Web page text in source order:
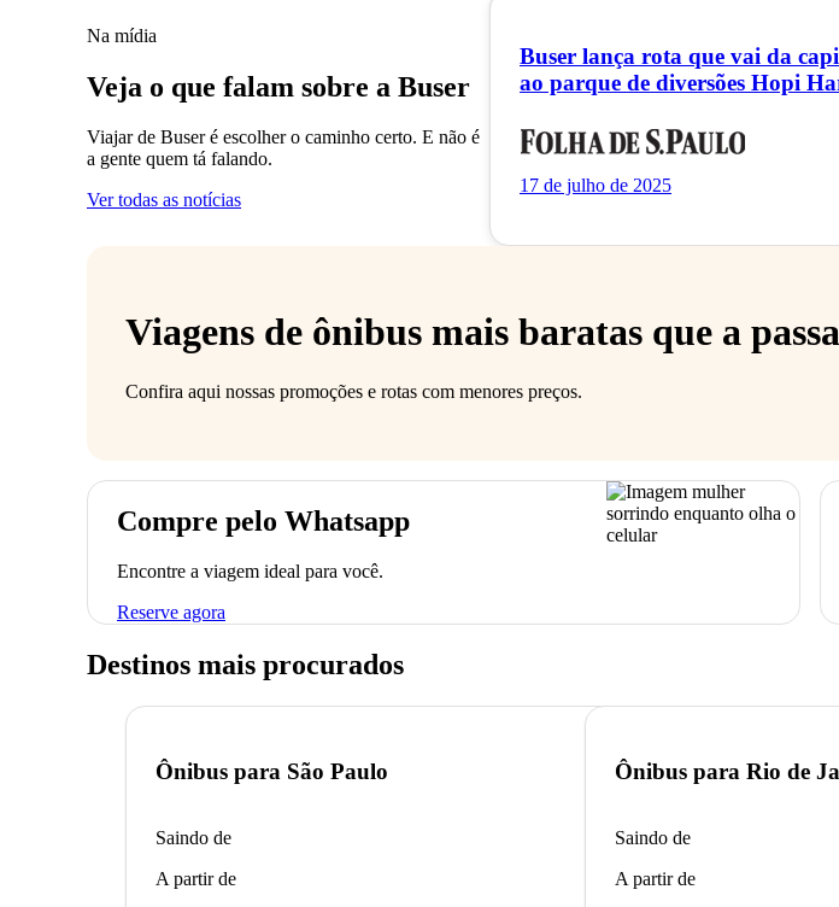
Na mídia
Veja o que falam sobre a Buser
Viajar de Buser é escolher o caminho certo. E não é
a gente quem tá falando.
Ver todas as notícias
Buser lança rota que vai da
ao parque de diversões Hopi
17 de julho de 2025
Viagens de ônibus mais baratas que a
Confira aqui nossas promoções e rotas com menores preços.
Compre pelo Whatsapp
Encontre a viagem ideal para você.
Reserve agora
Destinos mais procurados
Ônibus para São Paulo
Saindo de
A partir de
Ônibus paraRio de
Saindo de
A partir de